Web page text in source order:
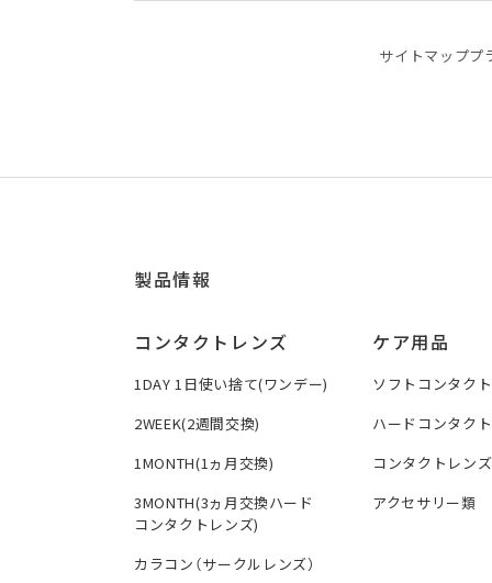
サイトマッププ
製品情報
コンタクトレンズ
1DAY 1日使い捨て(ワンデー)
2WEEK(2週間交換)
1MONTH(1ヵ月交換)
3MONTH(3ヵ月交換ハード
コンタクトレンズ)
カラコン（サークルレンズ）
ケア用品
ソフトコンタク
ハードコンタク
コンタクトレン
アクセサリー類